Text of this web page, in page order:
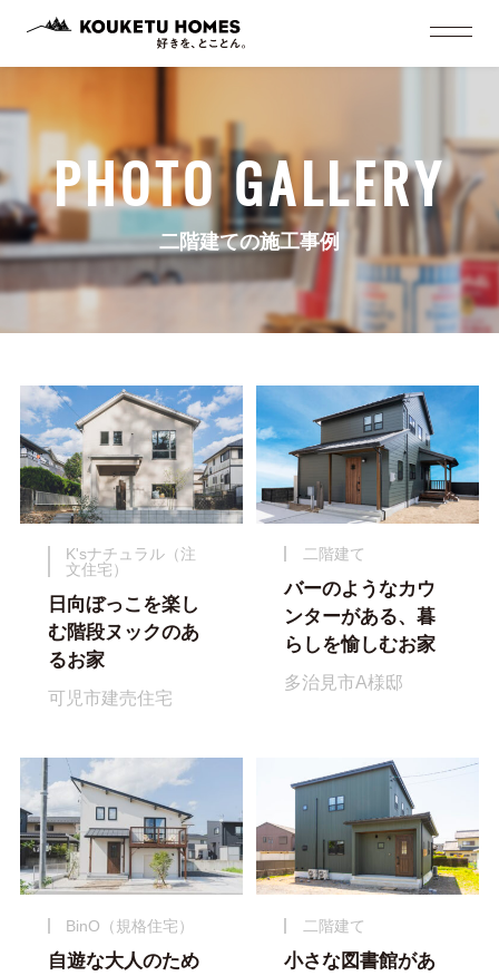
PHOTO GALLERY
二階建ての施工事例
K'sナチュラル（注
文住宅）
日向ぼっこを楽し
む階段ヌックのあ
るお家
可児市建売住宅
二階建て
バーのようなカウ
ンターがある、暮
らしを愉しむお家
多治見市A様邸
BinO（規格住宅）
自遊な大人のため
二階建て
小さな図書館があ